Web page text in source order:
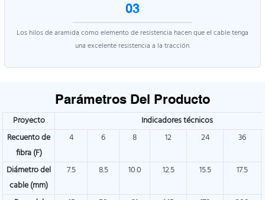
03
Los hilos de aramida como elemento de resistencia hacen que el cable tenga
una excelente resistencia a la tracción.
Parámetros Del Producto
Proyecto
Indicadores técnicos
Recuento de
fibra (F)
4 6 8 12 24 36
Diámetro del
cable (mm)
7.5 8.5 10.0 12.5 15.5 17.5